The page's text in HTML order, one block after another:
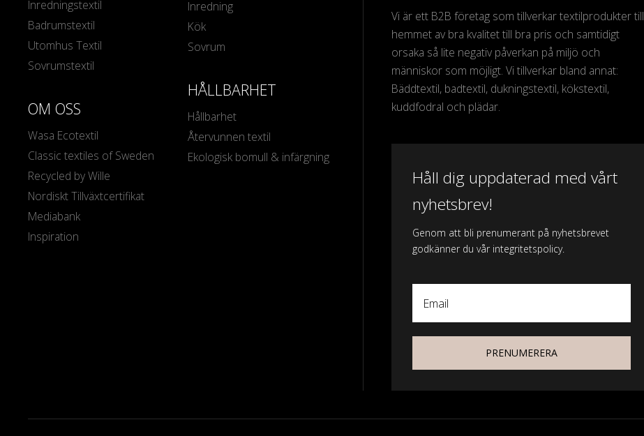
Inredningstextil
Badrumstextil
Utomhus Textil
Sovrumstextil
OM OSS
Wasa Ecotextil
Classic textiles of Sweden
Recycled by Wille
Nordiskt Tillväxtcertifikat
Mediabank
Inspiration
Inredning
Kök
Sovrum
HÅLLBARHET
Hållbarhet
Återvunnen textil
Ekologisk bomull & infärgning
Vi är ett B2B företag som tillverkar textilprodukter till
hemmet av bra kvalitet till bra pris och samtidigt
orsaka så lite negativ påverkan på miljö och
människor som möjligt. Vi tillverkar bland annat:
Bäddtextil, badtextil, dukningstextil, kökstextil,
kuddfodral och plädar.
Håll dig uppdaterad med vårt
nyhetsbrev!
Genom att bli prenumerant på nyhetsbrevet
godkänner du vår integritetspolicy.
Email
PRENUMERERA